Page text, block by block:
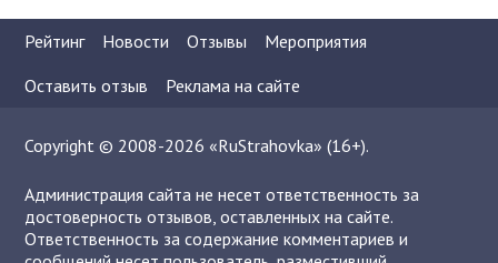
Рейтинг Новости Отзывы
Мероприятия
Оставить отзыв
Реклама на сайте
Copyright © 2008-2026 «RuStrahovka» (16+).
Администрация сайта не несет ответственность за
достоверность отзывов, оставленных на сайте.
Ответственность за содержание комментариев и